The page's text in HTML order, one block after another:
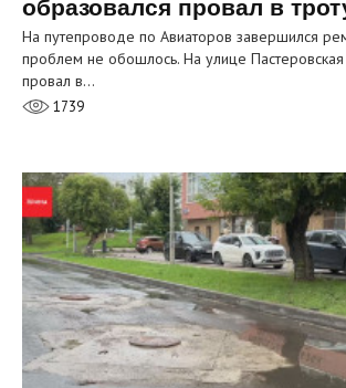
образовался провал в
На путепроводе по Авиаторов завершился
проблем не обошлось. На улице
провал в…
1739